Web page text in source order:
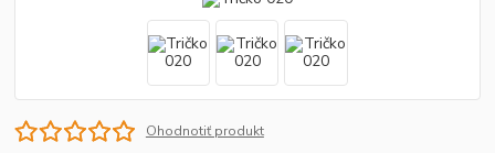
Ohodnotiť produkt